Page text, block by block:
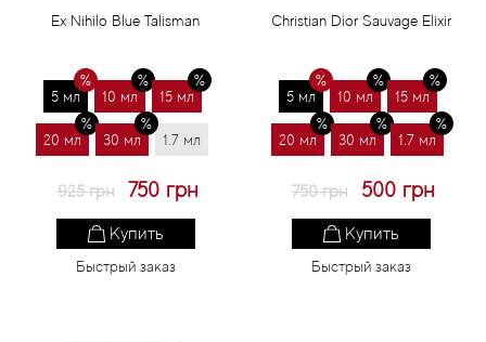
Ex Nihilo Blue Talisman
5 мл 10 мл 15 мл
20 мл 30 мл 1.7 мл
925 грн 750 грн
Купить
Быстрый заказ
Christian Dior Sauvage Elixir
5 мл 10 мл 15 мл
20 мл 30 мл 1.7 мл
750 грн 500 грн
Купить
Быстрый заказ